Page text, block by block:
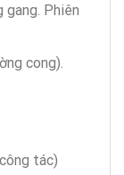
Phiên
cong).
tác)